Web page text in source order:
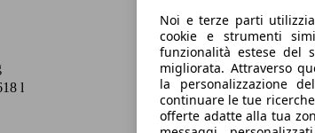
l
Noi e terze parti
cookie e strumenti
funzionalità estese del
migliorata. Attraverso
la personalizzazione
continuare le tue
offerte adatte alla tua